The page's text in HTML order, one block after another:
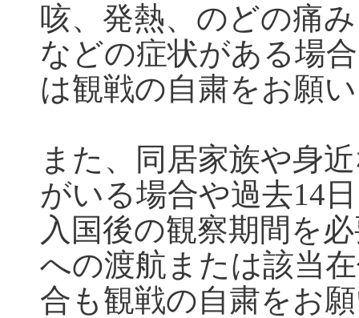
咳、発熱、のどの痛
などの症状がある場
は観戦の自粛をお願
また、同居家族や身
がいる場合や過去14
入国後の観察期間を
への渡航または該当
合も観戦の自粛をお